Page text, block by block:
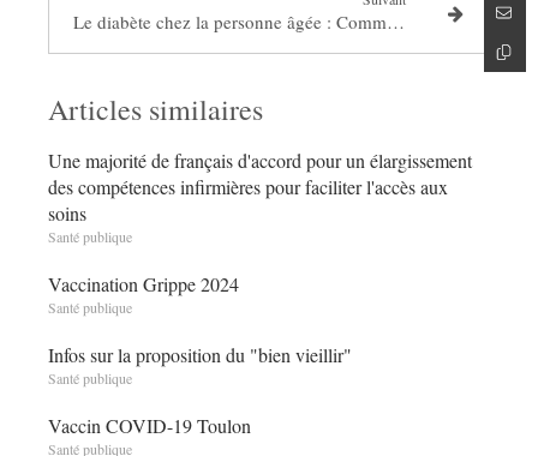
Le diabète chez la personne âgée : Comment le reconnaitre ?
Articles similaires
Une majorité de français d'accord pour un élargissement
des compétences infirmières pour faciliter l'accès aux
soins
Santé publique
Vaccination Grippe 2024
Santé publique
Infos sur la proposition du "bien vieillir"
Santé publique
Vaccin COVID-19 Toulon
Santé publique